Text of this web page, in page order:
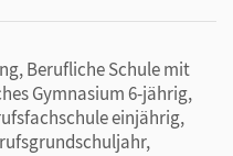
Berufliche Schule mit
Gymnasium 6-jährig,
einjährig,